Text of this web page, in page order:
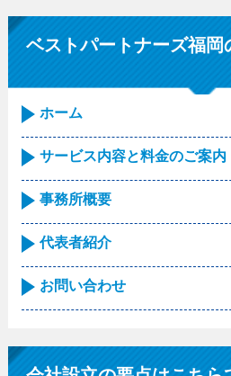
ベストパートナーズ福岡
ホーム
サービス内容と料金のご案内
事務所概要
代表者紹介
お問い合わせ